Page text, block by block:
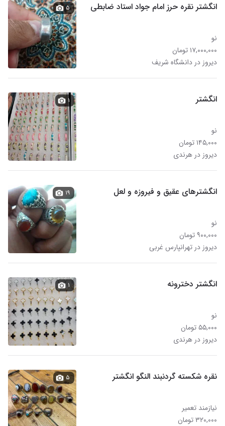
انگشتر نقره حرز امام جواد استاد ضابطی
نو
۱۷,۰۰۰,۰۰۰ تومان
دیروز در دانشگاه شریف
۵
انگشتر
نو
۱۴۵,۰۰۰ تومان
دیروز در هرندی
۱
انگشترهای عقیق و فیروزه و لعل
نو
۹۰۰,۰۰۰ تومان
دیروز در تهرانپارس غربی
۱۹
انگشتر دخترونه
نو
۵۵,۰۰۰ تومان
دیروز در هرندی
۱
نقره شکسته گردنبند النگو انگشتر
نیازمند تعمیر
۳۲۰,۰۰۰ تومان
۵